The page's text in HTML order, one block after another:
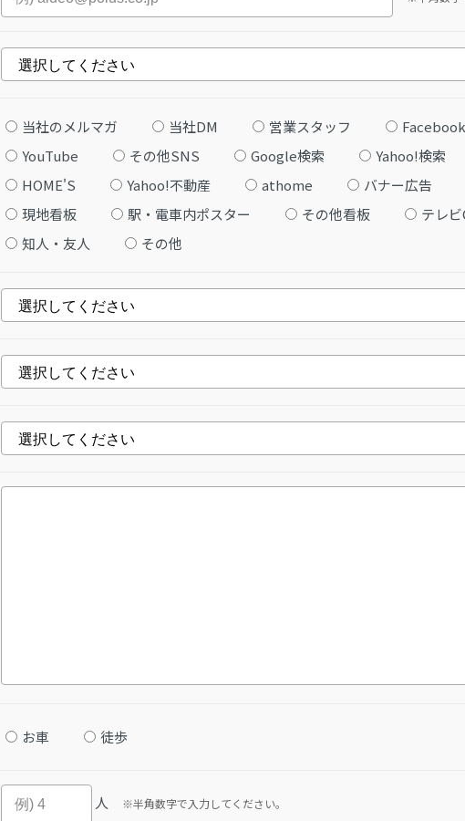
当社のメルマガ 当社DM 営業スタッフ Facebook
YouTube
その他SNS Google検索 Yahoo!検索
HOME'S
Yahoo!不動産 athome バナー広告
現地看板
駅・電車内ポスター その他看板 テレビ
知人・友人
その他
お車 徒歩
人 ※半角数字で入力してください。